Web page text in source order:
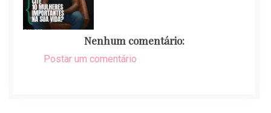
Nenhum comentário:
Postar um comentário